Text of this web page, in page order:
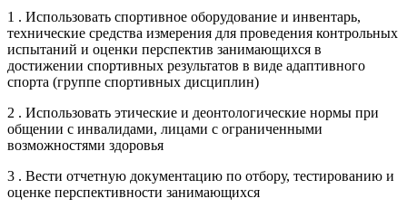
1 . Использовать спортивное оборудование и инвентарь,
технические средства измерения для проведения контрольных
испытаний и оценки перспектив занимающихся в
достижении спортивных результатов в виде адаптивного
спорта (группе спортивных дисциплин)
2 . Использовать этические и деонтологические нормы при
общении с инвалидами, лицами с ограниченными
возможностями здоровья
3 . Вести отчетную документацию по отбору, тестированию и
оценке перспективности занимающихся